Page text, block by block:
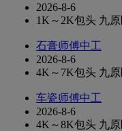
2026-8-6
1K～2K包头 九
石膏师傅中工
2026-8-6
4K～7K包头 九
车瓷师傅中工
2026-8-6
4K～8K包头 九